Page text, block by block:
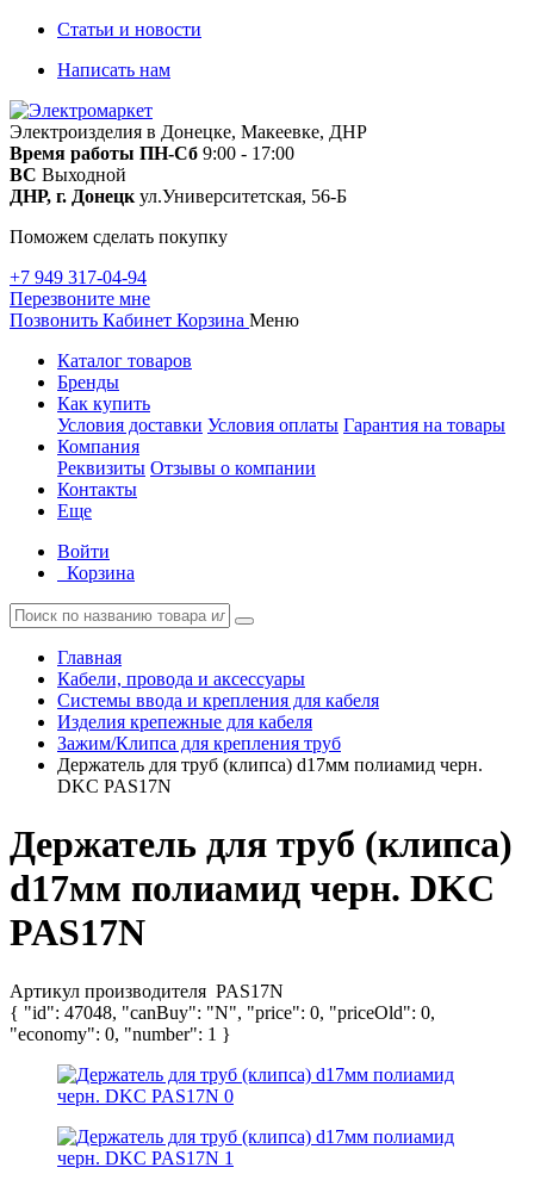
Статьи и новости
Написать нам
Электроизделия в Донецке, Макеевке, ДНР
Время работы ПН-Сб 9:00 - 17:00
ВС Выходной
ДНР, г. Донецк ул.Университетская, 56-Б
Поможем сделать покупку
+7 949 317-04-94
Перезвоните мне
Позвонить Кабинет Корзина Меню
Каталог товаров
Бренды
Как купить
Условия доставки Условия оплаты Гарантия на товары
Компания
Реквизиты Отзывы о компании
Контакты
Еще
Войти
Корзина
Главная
Кабели, провода и аксессуары
Системы ввода и крепления для кабеля
Изделия крепежные для кабеля
Зажим/Клипса для крепления труб
Держатель для труб (клипса) d17мм полиамид черн.
DKC PAS17N
Держатель для труб (клипса)
d17мм полиамид черн. DKC
PAS17N
Артикул производителя PAS17N
{ "id": 47048, "canBuy": "N", "price": 0, "priceOld": 0,
"economy": 0, "number": 1 }